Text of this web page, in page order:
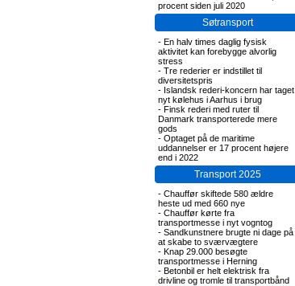
procent siden juli 2020
Søtransport
- En halv times daglig fysisk
aktivitet kan forebygge alvorlig
stress
- Tre rederier er indstillet til
diversitetspris
- Islandsk rederi-koncern har taget
nyt kølehus i Aarhus i brug
- Finsk rederi med ruter til
Danmark transporterede mere
gods
- Optaget på de maritime
uddannelser er 17 procent højere
end i 2022
Transport 2025
- Chauffør skiftede 580 ældre
heste ud med 660 nye
- Chauffør kørte fra
transportmesse i nyt vogntog
- Sandkunstnere brugte ni dage på
at skabe to sværvægtere
- Knap 29.000 besøgte
transportmesse i Herning
- Betonbil er helt elektrisk fra
drivline og tromle til transportbånd